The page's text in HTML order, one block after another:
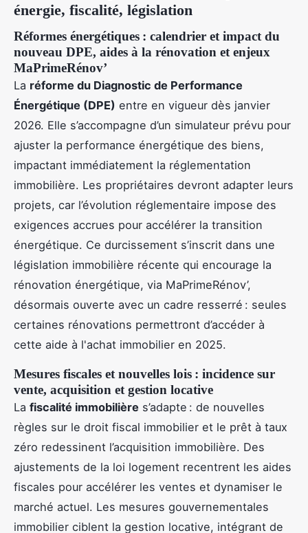
énergie, fiscalité, législation
Réformes énergétiques : calendrier et impact du
nouveau DPE, aides à la rénovation et enjeux
MaPrimeRénov’
La réforme du Diagnostic de Performance
Énergétique (DPE) entre en vigueur dès janvier
2026. Elle s’accompagne d’un simulateur prévu pour
ajuster la performance énergétique des biens,
impactant immédiatement la réglementation
immobilière. Les propriétaires devront adapter leurs
projets, car l’évolution réglementaire impose des
exigences accrues pour accélérer la transition
énergétique. Ce durcissement s’inscrit dans une
législation immobilière récente qui encourage la
rénovation énergétique, via MaPrimeRénov’,
désormais ouverte avec un cadre resserré : seules
certaines rénovations permettront d’accéder à
cette aide à l'achat immobilier en 2025.
Mesures fiscales et nouvelles lois : incidence sur
vente, acquisition et gestion locative
La fiscalité immobilière s’adapte : de nouvelles
règles sur le droit fiscal immobilier et le prêt à taux
zéro redessinent l’acquisition immobilière. Des
ajustements de la loi logement recentrent les aides
fiscales pour accélérer les ventes et dynamiser le
marché actuel. Les mesures gouvernementales
immobilier ciblent la gestion locative, intégrant de